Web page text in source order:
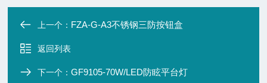
上一个： FZA-G-A3不锈钢三防按钮盒
返回列表
下一个：GF9105-70W/LED防眩平台灯